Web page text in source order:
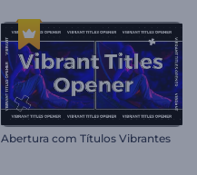
Abertura com Títulos Vibrantes